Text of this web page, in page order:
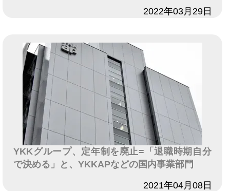
2022年03月29日
YKKグループ、定年制を廃止=「退職時期自分
で決める」と、YKKAPなどの国内事業部門
2021年04月08日